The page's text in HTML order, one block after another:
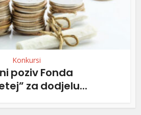
Konkursi
poziv Fonda
za dodjelu...